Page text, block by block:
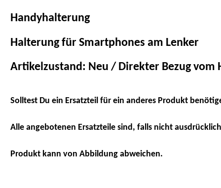
Handyhalterung
Halterung für Smartphones am Lenker
Artikelzustand: Neu / Direkter Bezug vom
Solltest Du ein Ersatzteil für ein anderes Produkt
Alle angebotenen Ersatzteile sind, falls nicht
Produkt kann von Abbildung abweichen.